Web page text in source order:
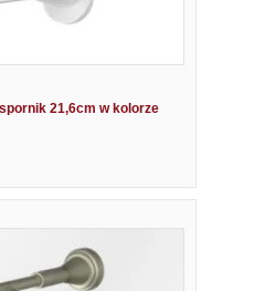
21,6cm w kolorze